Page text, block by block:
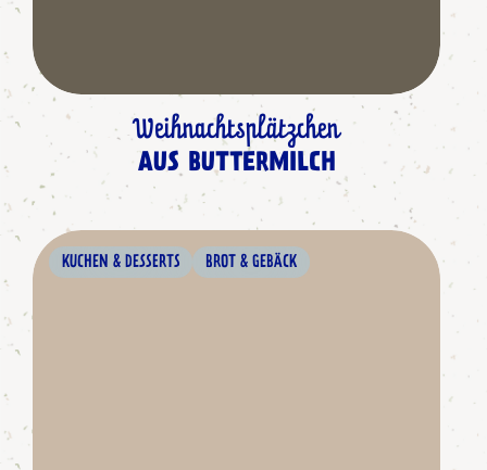
Weihnachtsplätzchen
AUS BUTTERMILCH
KUCHEN & DESSERTS BROT & GEBÄCK